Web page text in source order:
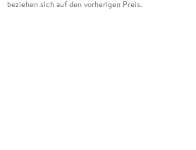
beziehen sich auf den vorherigen Preis.